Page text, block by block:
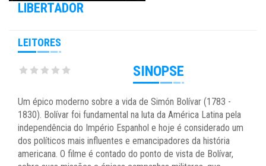
LIBERTADOR
LEITORES
SINOPSE
Um épico moderno sobre a vida de Simón Bolívar (1783 -
1830). Bolívar foi fundamental na luta da América Latina pela
independência do Império Espanhol e hoje é considerado um
dos políticos mais influentes e emancipadores da história
americana. O filme é contado do ponto de vista de Bolívar,